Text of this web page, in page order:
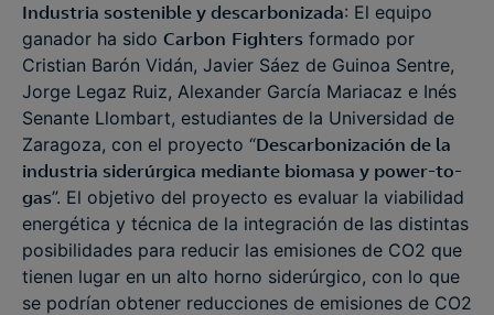
Industria sostenible y descarbonizada: El equipo
ganador ha sido Carbon Fighters formado por
Cristian Barón Vidán, Javier Sáez de Guinoa Sentre,
Jorge Legaz Ruiz, Alexander García Mariacaz e Inés
Senante Llombart, estudiantes de la Universidad de
Zaragoza, con el proyecto “Descarbonización de la
industria siderúrgica mediante biomasa y power-to-
gas”. El objetivo del proyecto es evaluar la viabilidad
energética y técnica de la integración de las distintas
posibilidades para reducir las emisiones de CO2 que
tienen lugar en un alto horno siderúrgico, con lo que
se podrían obtener reducciones de emisiones de CO2